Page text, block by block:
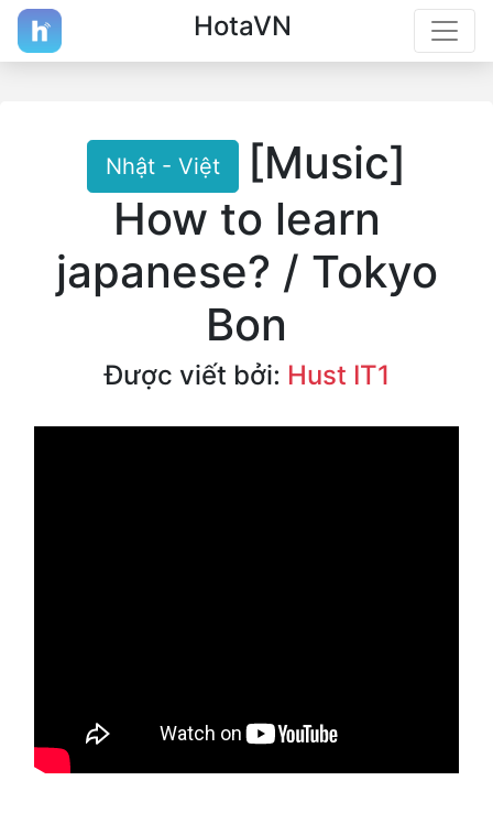
HotaVN
Nhật - Việt
[Music]
How to learn
japanese? / Tokyo
Bon
Được viết bởi: Hust IT1